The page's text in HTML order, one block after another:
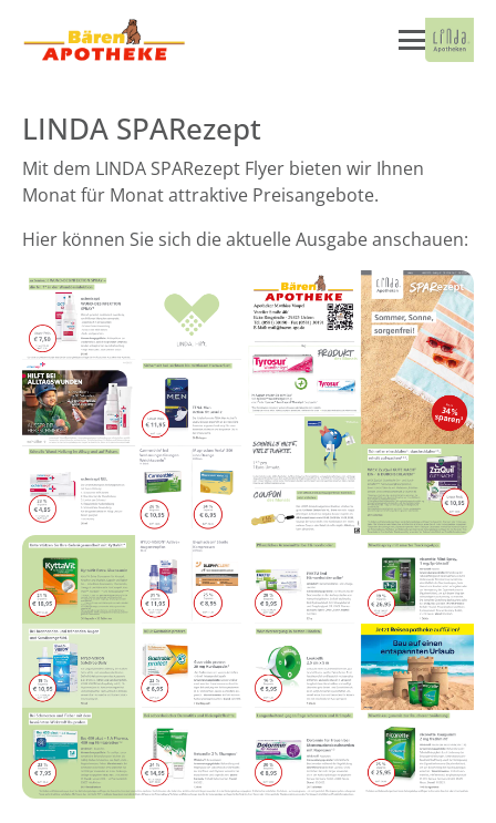
LINDA SPARezept
Mit dem LINDA SPARezept Flyer bieten wir Ihnen
Monat für Monat attraktive Preisangebote.
Hier können Sie sich die aktuelle Ausgabe anschauen: